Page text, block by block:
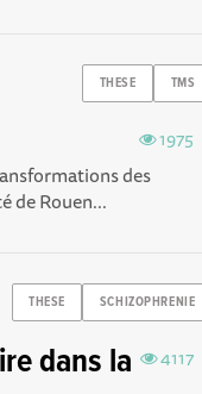
THESE TMS
1975
des
de Rouen...
THESE SCHIZOPHRENIE
4117
dans la